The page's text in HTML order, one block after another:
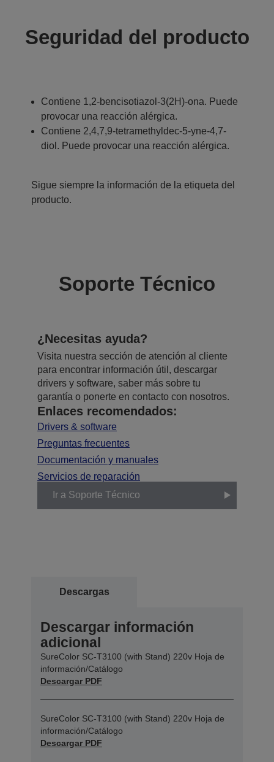
Seguridad del producto
Contiene 1,2-bencisotiazol-3(2H)-ona. Puede
provocar una reacción alérgica.
Contiene 2,4,7,9-tetramethyldec-5-yne-4,7-
diol. Puede provocar una reacción alérgica.
Sigue siempre la información de la etiqueta del
producto.
Soporte Técnico
¿Necesitas ayuda?
Visita nuestra sección de atención al cliente
para encontrar información útil, descargar
drivers y software, saber más sobre tu
garantía o ponerte en contacto con nosotros.
Enlaces recomendados:
Drivers & software
Preguntas frecuentes
Documentación y manuales
Servicios de reparación
Ir a Soporte Técnico
Descargas
Descargar información
adicional
SureColor SC-T3100 (with Stand) 220v Hoja de
información/Catálogo
Descargar PDF
SureColor SC-T3100 (with Stand) 220v Hoja de
información/Catálogo
Descargar PDF